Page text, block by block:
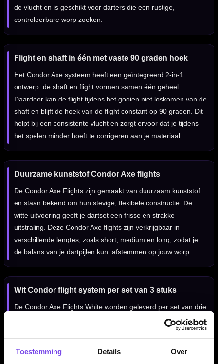
Toestemming Details Over
de vlucht en is geschikt voor darters die een rustige,
controleerbare worp zoeken.
Flight en shaft in één met vaste 90 graden hoek
Het Condor Axe systeem heeft een geïntegreerd 2-in-1
ontwerp: de shaft en flight vormen samen één geheel.
Daardoor kan de flight tijdens het gooien niet loskomen van de
shaft en blijft de hoek van de flight constant op 90 graden. Dit
helpt bij een consistente vlucht en zorgt ervoor dat je tijdens
het spelen minder hoeft te corrigeren aan je materiaal.
Duurzame kunststof Condor Axe flights
De Condor Axe Flights zijn gemaakt van duurzaam kunststof
en staan bekend om hun stevige, flexibele constructie. De
witte uitvoering geeft je dartset een frisse en strakke
uitstraling. Deze Condor Axe flights zijn verkrijgbaar in
verschillende lengtes, zoals short, medium en long, zodat je
de balans van je dartpijlen kunt afstemmen op jouw worp.
Wit Condor flight system per set van 3 stuks
De Condor Axe Flights White worden geleverd per set van drie
stuks, zodat je direct een complete set hebt voor één set
dartpijlen. Door de witte kleur zijn deze flights makkelijk te
Huybrechts is één van de bekende Belgische darters die veel